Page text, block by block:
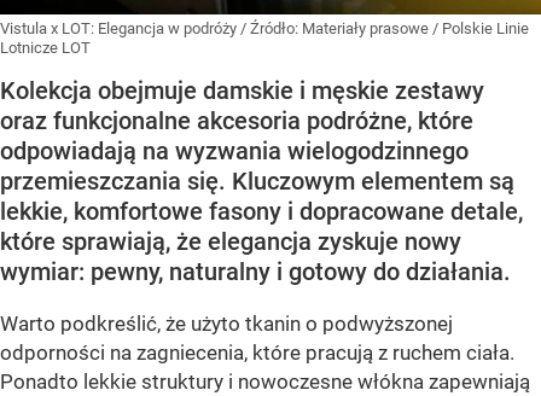
Vistula x LOT: Elegancja w podróży / Źródło: Materiały prasowe / Polskie Linie
Lotnicze LOT
Kolekcja obejmuje damskie i męskie zestawy
oraz funkcjonalne akcesoria podróżne, które
odpowiadają na wyzwania wielogodzinnego
przemieszczania się. Kluczowym elementem są
lekkie, komfortowe fasony i dopracowane detale,
które sprawiają, że elegancja zyskuje nowy
wymiar: pewny, naturalny i gotowy do działania.
Warto podkreślić, że użyto tkanin o podwyższonej
odporności na zagniecenia, które pracują z ruchem ciała.
Ponadto lekkie struktury i nowoczesne włókna zapewniają